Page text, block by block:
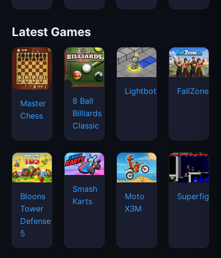
Latest Games
Master
Chess
8 Ball
Billiards
Classic
Lightbot FallZone.io
Bloons
Tower
Defense
5
Smash
Karts
Moto
X3M